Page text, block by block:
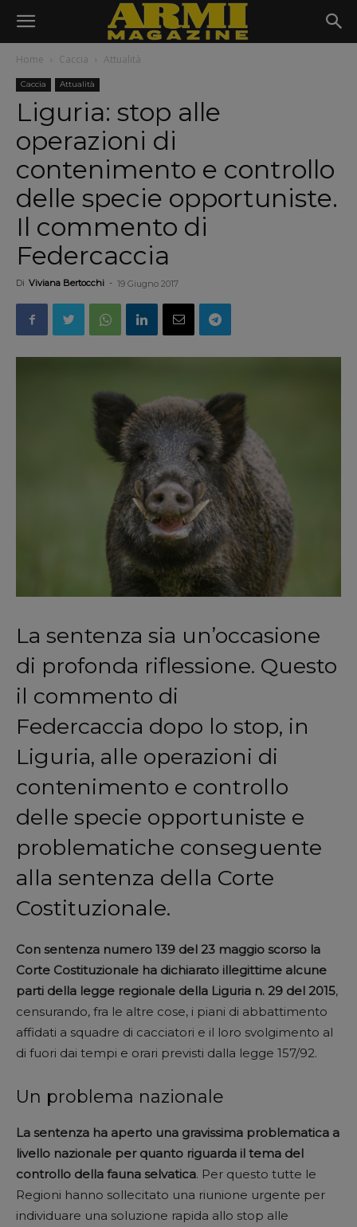
Home Caccia Attualità
Caccia Attualità
Liguria: stop alle
operazioni di
contenimento e controllo
delle specie opportuniste.
Il commento di
Federcaccia
Di Viviana Bertocchi - 19 Giugno 2017
La sentenza sia un’occasione
di profonda riflessione. Questo
il commento di
Federcaccia dopo lo stop, in
Liguria, alle operazioni di
contenimento e controllo
delle specie opportuniste e
problematiche conseguente
alla sentenza della Corte
Costituzionale.
Con sentenza numero 139 del 23 maggio scorso la
Corte Costituzionale ha dichiarato illegittime alcune
parti della legge regionale della Liguria n. 29 del 2015,
censurando, fra le altre cose, i piani di abbattimento
affidati a squadre di cacciatori e il loro svolgimento al
di fuori dai tempi e orari previsti dalla legge 157/92.
Un problema nazionale
La sentenza ha aperto una gravissima problematica a
livello nazionale per quanto riguarda il tema del
controllo della fauna selvatica. Per questo tutte le
Regioni hanno sollecitato una riunione urgente per
individuare una soluzione rapida allo stop alle